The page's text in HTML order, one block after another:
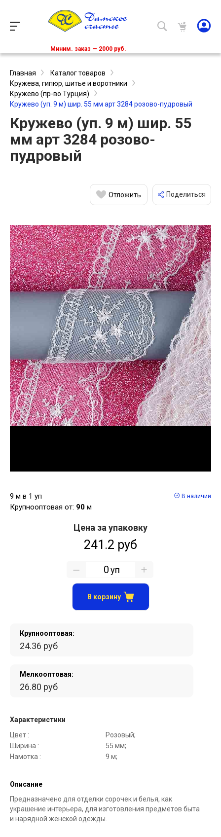
Миним. заказ — 2000 руб.
Главная
Каталог товаров
Кружева, гипюр, шитье и воротники
Кружево (пр-во Турция)
Кружево (уп. 9 м) шир. 55 мм арт 3284 розово-пудровый
Кружево (уп. 9 м) шир. 55
мм арт 3284 розово-
пудровый
Отложить Поделиться
9 м в 1 уп
Крупнооптовая от: 90 м
В наличии
Крупнооптовая:
24.36 руб
Мелкооптовая:
26.80 руб
Характеристики
Цвет :
Розовый;
Ширина :
55 мм;
Намотка :
9 м;
Описание
Предназначено для отделки сорочек и белья, как
украшение интерьера, для изготовления предметов быта
и нарядной женской одежды.
Цена за упаковку
241.2 руб
уп
В корзину